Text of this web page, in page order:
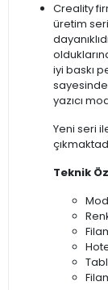
Creality
üretim
iyi baskı
sayesinde
yazıcı
Yeni seri
Teknik